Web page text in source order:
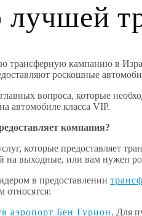
трансферную кампанию в
роскошные
вопроса, которые
на автомобиле класса VIP.
компания?
которые предоставляет
на выходные, или вам нужен
в предоставлении
относятся:
аэропорт Бен Гурион. Для